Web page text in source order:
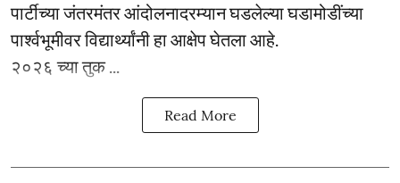
पार्टीच्या जंतरमंतर आंदोलनादरम्यान घडलेल्या घडामोडींच्या
पार्श्वभूमीवर विद्यार्थ्यांनी हा आक्षेप घेतला आहे.
२०२६ च्या तुक ...
Read More